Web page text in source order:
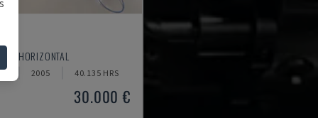
HORIZONTAL
2005 40.135 HRS
30.000 €